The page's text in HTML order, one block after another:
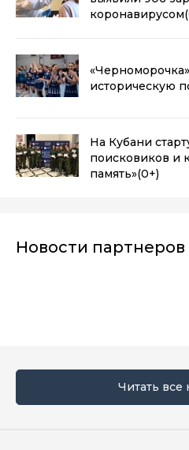
коронавирусом
историческую
На Кубани
поисковиков и
память»(0+)
Новости партнеров
Читать все